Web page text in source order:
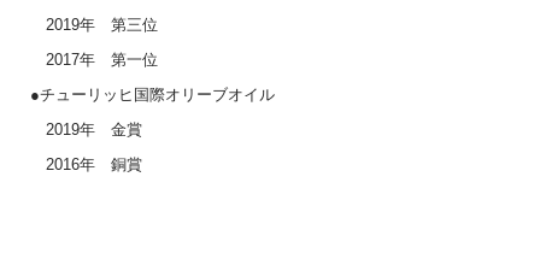
2019年 第三位
2017年 第一位
●チューリッヒ国際オリーブオイル
2019年 金賞
2016年 銅賞